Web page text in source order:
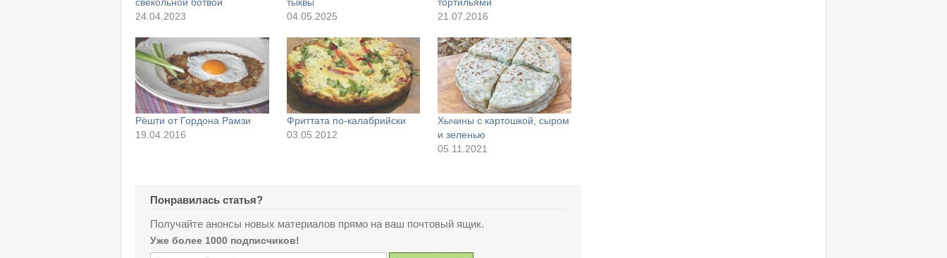
24.04.2023
04.05.2025
21.07.2016
Рёшти от Гордона Рамзи
19.04.2016
Фриттата по-калабрийски
03.05.2012
Хычины с картошкой, сыром
и зеленью
05.11.2021
Понравилась статья?
Получайте анонсы новых материалов прямо на ваш почтовый ящик.
Уже более 1000 подписчиков!